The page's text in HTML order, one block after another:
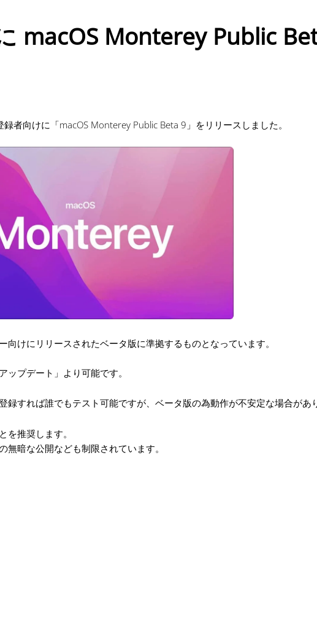
macOS Monterey Public
者向けに「macOS Monterey Public Beta 9」をリリースしました。
けにリリースされたベータ版に準拠するものとなっています。
プデート」より可能です。
録すれば誰でもテスト可能ですが、ベータ版の為動作が不安定な場合があ
推奨します。
暗な公開なども制限されています。